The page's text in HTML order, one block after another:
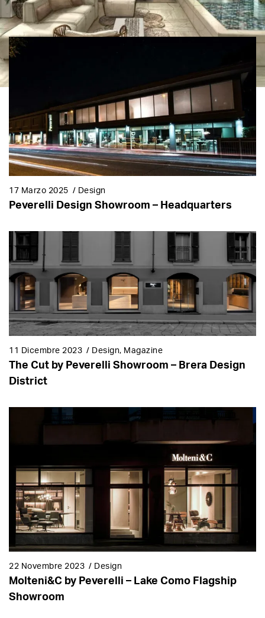
17 Marzo 2025 / Design
Peverelli Design Showroom – Headquarters
11 Dicembre 2023 / Design, Magazine
The Cut by Peverelli Showroom – Brera Design
District
22 Novembre 2023 / Design
Molteni&C by Peverelli – Lake Como Flagship
Showroom